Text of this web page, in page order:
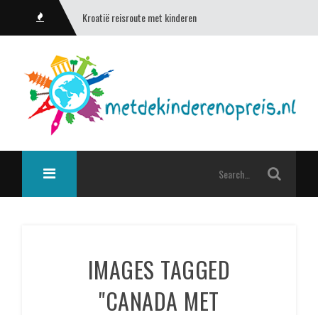
Kroatië reisroute met kinderen
IMAGES TAGGED
"CANADA MET